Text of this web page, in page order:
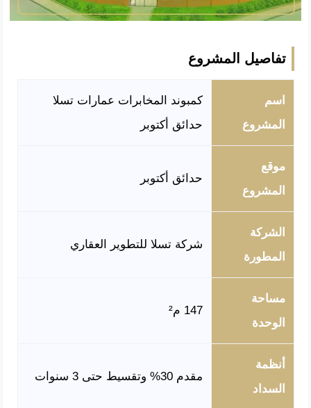
تفاصيل المشروع
اسم
المشروع
كمبوند المخابرات عمارات تسلا
حدائق أكتوبر
موقع
المشروع
حدائق أكتوبر
الشركة
المطورة
شركة تسلا للتطوير العقاري
مساحة
الوحدة
147 م²
أنظمة
السداد
مقدم 30% وتقسيط حتى 3 سنوات